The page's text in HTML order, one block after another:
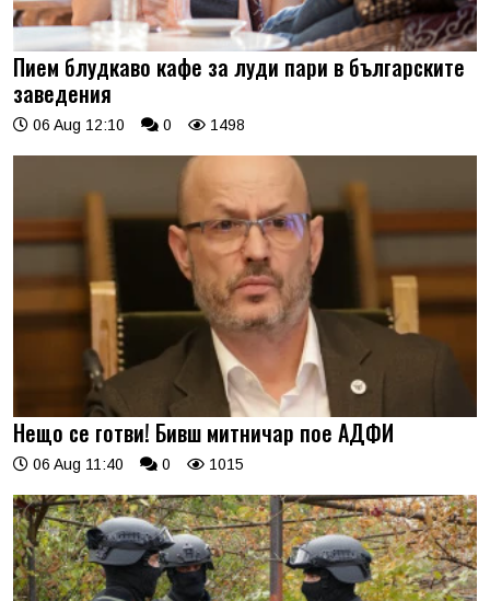
Пием блудкаво кафе за луди пари в българските
заведения
06 Aug 12:10 0 1498
Нещо се готви! Бивш митничар пое АДФИ
06 Aug 11:40 0 1015